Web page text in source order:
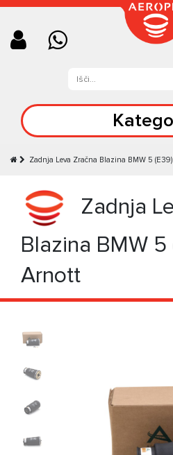
Zadnja Leva Zračna Blazina BMW 5
Zadnja
Blazina BMW 5
Arnott